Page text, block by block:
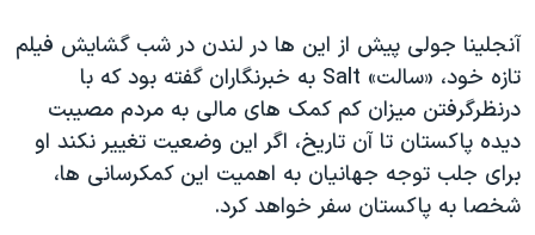
آنجلینا جولی پیش از این ها در لندن در شب گشایش فیلم
تازه خود، «سالت» Salt به خبرنگاران گفته بود که با
درنظرگرفتن میزان کم کمک های مالی به مردم مصیبت
دیده پاکستان تا آن تاریخ، اگر این وضعیت تغییر نکند او
برای جلب توجه جهانیان به اهمیت این کمکرسانی ها،
شخصا به پاکستان سفر خواهد کرد.